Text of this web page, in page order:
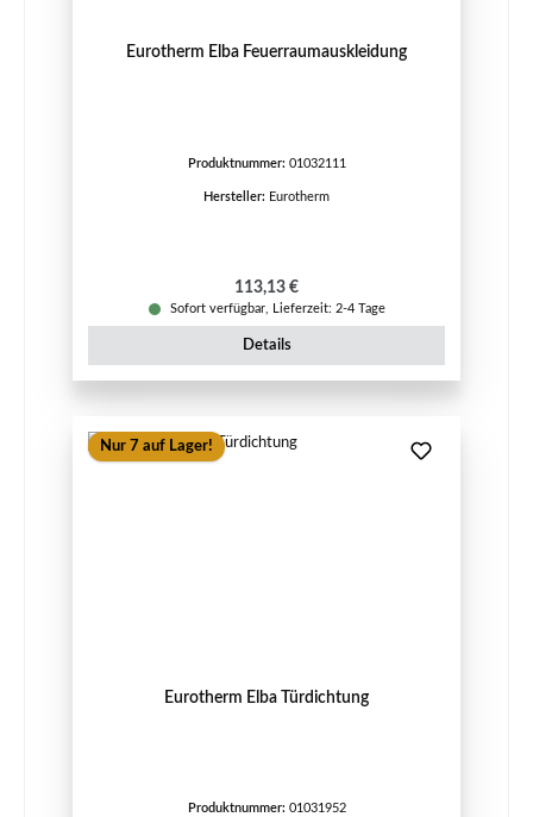
Eurotherm Elba Feuerraumauskleidung
Produktnummer: 01032111
Hersteller: Eurotherm
Regulärer Preis:
113,13 €
Sofort verfügbar, Lieferzeit: 2-4 Tage
Details
Nur 7 auf Lager!
Eurotherm Elba Türdichtung
Produktnummer: 01031952